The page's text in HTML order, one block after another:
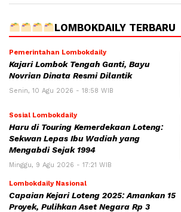
LOMBOKDAILY TERBARU
Pemerintahan Lombokdaily
Kajari Lombok Tengah Ganti, Bayu
Novrian Dinata Resmi Dilantik
Senin, 10 Agu 2026 - 18:58 WIB
Sosial Lombokdaily
Haru di Touring Kemerdekaan Loteng:
Sekwan Lepas Ibu Wadiah yang
Mengabdi Sejak 1994
Minggu, 9 Agu 2026 - 17:21 WIB
Lombokdaily Nasional
Capaian Kejari Loteng 2025: Amankan 15
Proyek, Pulihkan Aset Negara Rp 3